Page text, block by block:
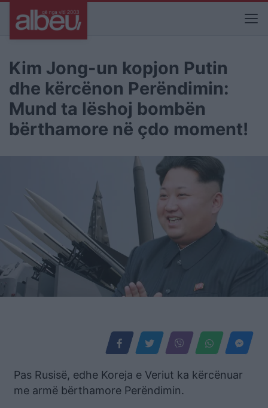
Kim Jong-un kopjon Putin
dhe kërcënon Perëndimin:
Mund ta lëshoj bombën
bërthamore në çdo moment!
Pas Rusisë, edhe Koreja e Veriut ka kërcënuar
me armë bërthamore Perëndimin.